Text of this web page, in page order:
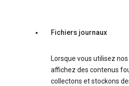
Fichiers journaux
Lorsque vous utilisez
affichez des contenus
collectons et stockons